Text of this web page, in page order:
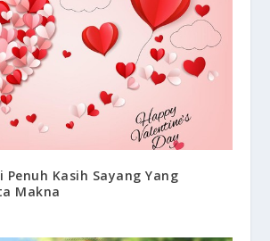
Kasih Sayang Yang
Makna